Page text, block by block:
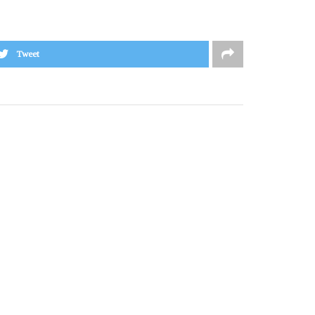
Tweet